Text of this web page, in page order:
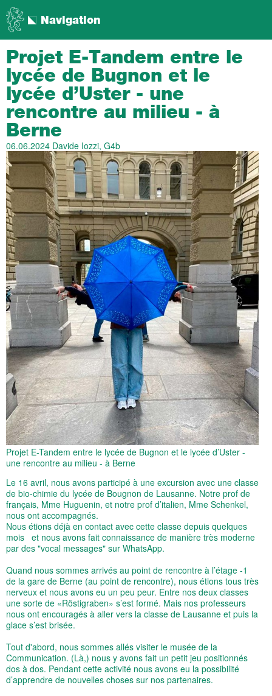
Navigation
Projet E-Tandem entre le
lycée de Bugnon et le
lycée d’Uster - une
rencontre au milieu - à
Berne
06.06.2024 Davide Iozzi, G4b
Projet E-Tandem entre le lycée de Bugnon et le lycée d’Uster -
une rencontre au milieu - à Berne
Le 16 avril, nous avons participé à une excursion avec une classe
de bio-chimie du lycée de Bougnon de Lausanne. Notre prof de
français, Mme Huguenin, et notre prof d’italien, Mme Schenkel,
nous ont accompagnés.
Nous étions déjà en contact avec cette classe depuis quelques
mois et nous avons fait connaissance de manière très moderne
par des "vocal messages" sur WhatsApp.
Quand nous sommes arrivés au point de rencontre à l’étage -1
de la gare de Berne (au point de rencontre), nous étions tous très
nerveux et nous avons eu un peu peur. Entre nos deux classes
une sorte de «Röstigraben» s’est formé. Mais nos professeurs
nous ont encouragés à aller vers la classe de Lausanne et puis la
glace s’est brisée.
Tout d'abord, nous sommes allés visiter le musée de la
Communication. (Là,) nous y avons fait un petit jeu positionnés
dos à dos. Pendant cette activité nous avons eu la possibilité
d’apprendre de nouvelles choses sur nos partenaires.